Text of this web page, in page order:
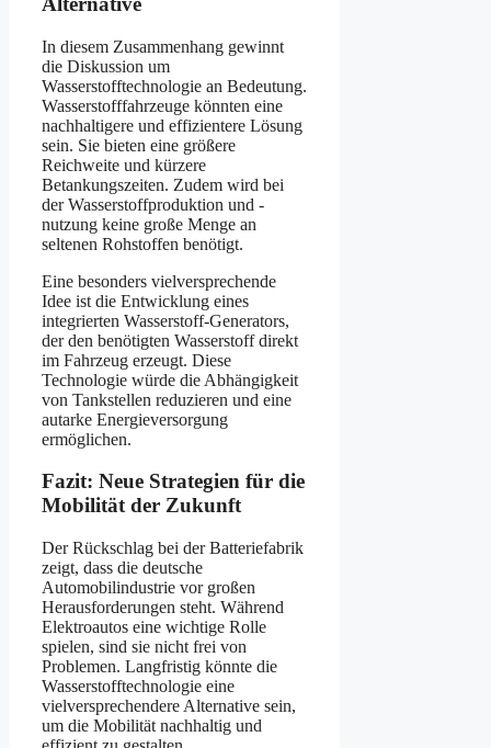
In diesem Zusammenhang gewinnt
die Diskussion um
Wasserstofftechnologie an Bedeutung.
Wasserstofffahrzeuge könnten eine
nachhaltigere und effizientere Lösung
sein. Sie bieten eine größere
Reichweite und kürzere
Betankungszeiten. Zudem wird bei
der Wasserstoffproduktion und -
nutzung keine große Menge an
seltenen Rohstoffen benötigt.
Eine besonders vielversprechende
Idee ist die Entwicklung eines
integrierten Wasserstoff-Generators,
der den benötigten Wasserstoff direkt
im Fahrzeug erzeugt. Diese
Technologie würde die Abhängigkeit
von Tankstellen reduzieren und eine
autarke Energieversorgung
ermöglichen.
Fazit: Neue Strategien für die
Mobilität der Zukunft
Der Rückschlag bei der Batteriefabrik
zeigt, dass die deutsche
Automobilindustrie vor großen
Herausforderungen steht. Während
Elektroautos eine wichtige Rolle
spielen, sind sie nicht frei von
Problemen. Langfristig könnte die
Wasserstofftechnologie eine
vielversprechendere Alternative sein,
um die Mobilität nachhaltig und